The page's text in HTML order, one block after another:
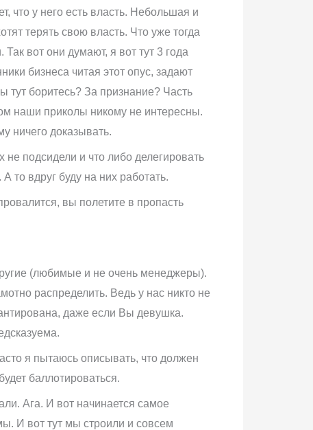
что у него есть власть. Небольшая и
терять свою власть. Что уже тогда
вот они думают, я вот тут 3 года
бизнеса читая этот опус, задают
тут боритесь? За признание? Часть
наши приколы никому не интересны.
ничего доказывать.
не подсидели и что либо делегировать
то вдруг буду на них работать.
вы полетите в пропасть
(любимые и не очень менеджеры).
распределить. Ведь у нас никто не
даже если Вы девушка.
я пытаюсь описывать, что должен
баллотироваться.
Ага. И вот начинается самое
И вот тут мы строили и совсем